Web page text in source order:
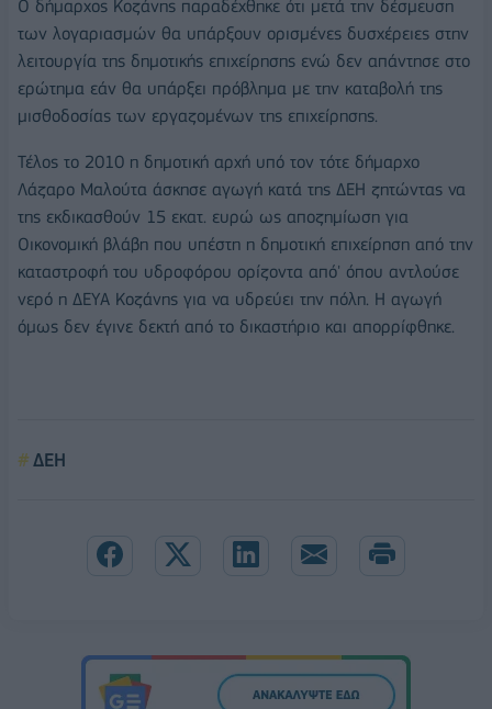
Ο δήμαρχος Κοζάνης παραδέχθηκε ότι μετά την δέσμευση
των λογαριασμών θα υπάρξουν ορισμένες δυσχέρειες στην
λειτουργία της δημοτικής επιχείρησης ενώ δεν απάντησε στο
ερώτημα εάν θα υπάρξει πρόβλημα με την καταβολή της
μισθοδοσίας των εργαζομένων της επιχείρησης.
Τέλος το 2010 η δημοτική αρχή υπό τον τότε δήμαρχο
Λάζαρο Μαλούτα άσκησε αγωγή κατά της ΔΕΗ ζητώντας να
της εκδικασθούν 15 εκατ. ευρώ ως αποζημίωση για
Οικονομική βλάβη που υπέστη η δημοτική επιχείρηση από την
καταστροφή του υδροφόρου ορίζοντα από' όπου αντλούσε
νερό η ΔΕΥΑ Κοζάνης για να υδρεύει την πόλη. Η αγωγή
όμως δεν έγινε δεκτή από το δικαστήριο και απορρίφθηκε.
ΔΕΗ